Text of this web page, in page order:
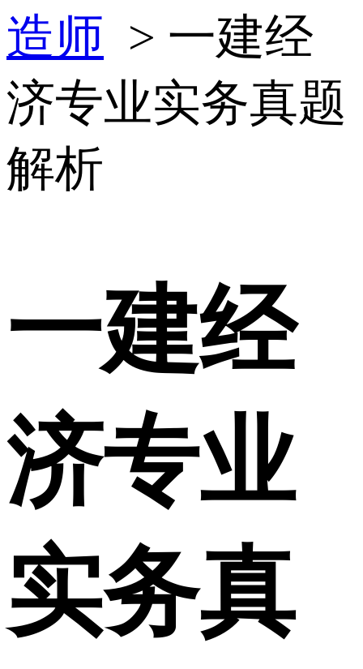
造师 > 一建经
济专业实务真题
解析
一建经
济专业
实务真